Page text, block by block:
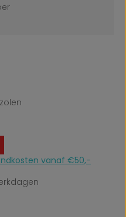
vanaf €50,-